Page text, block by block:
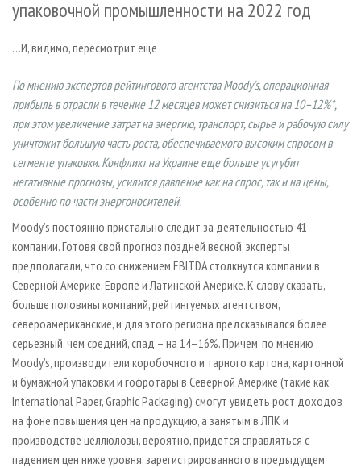
СУШКА ДРЕВЕСИНЫ
ПРОИЗВОДСТВО МЕБЕЛИ
БИОЭНЕРГЕТИКА
ЦБП
ИНСТРУМЕНТ И МАТЕРИАЛЫ
ПЕРСОНЫ
ПРИОРИТЕТНЫЕ ИНВЕСТПРОЕКТЫ
RUSSIAN FORESTRY REVIEW
ГАЗЕТА ЛЕСПРОМФОРУМ
БИБЛИОТЕКА СПЕЦИАЛИСТА
КОНТАКТЫ
РЕКЛАМА
упаковочной промышленности на 2022 год
…И, видимо, пересмотрит еще
По мнению экспертов рейтингового агентства Moody’s, операционная
прибыль в отрасли в течение 12 месяцев может снизиться на 10–12%*,
при этом увеличение затрат на энергию, транспорт, сырье и рабочую силу
уничтожит большую часть роста, обеспечиваемого высоким спросом в
сегменте упаковки. Конфликт на Украине еще больше усугубит
негативные прогнозы, усилится давление как на спрос, так и на цены,
особенно по части энергоносителей.
Moody’s постоянно пристально следит за деятельностью 41
компании. Готовя свой прогноз поздней весной, эксперты
предполагали, что со снижением EBITDA столкнутся компании в
Северной Америке, Европе и Латинской Америке. К слову сказать,
больше половины компаний, рейтингуемых агентством,
североамериканские, и для этого региона предсказывался более
серьезный, чем средний, спад – на 14–16%. Причем, по мнению
Moody’s, производители коробочного и тарного картона, картонной
и бумажной упаковки и гофротары в Северной Америке (такие как
International Paper, Graphic Packaging) смогут увидеть рост доходов
на фоне повышения цен на продукцию, а занятым в ЛПК и
производстве целлюлозы, вероятно, придется справляться с
падением цен ниже уровня, зарегистрированного в предыдущем